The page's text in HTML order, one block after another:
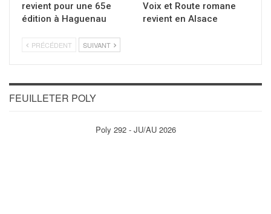
revient pour une 65e
édition à Haguenau
Voix et Route romane
revient en Alsace
PRÉCÉDENT SUIVANT
FEUILLETER POLY
Poly 292 - JU/AU 2026